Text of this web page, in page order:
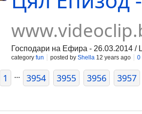
Господари на Ефира - 26.03.2014 /
category fun posted by Shella 12 years ago 0
1 ... 3954 3955 3956 3957